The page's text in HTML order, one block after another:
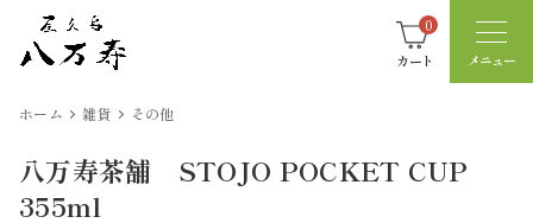
カート
0
ホーム 雑貨 その他
八万寿茶舗 STOJO POCKET CUP
355ml